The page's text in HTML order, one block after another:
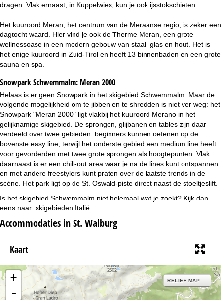
dragen. Vlak ernaast, in Kuppelwies, kun je ook ijsstokschieten.
Het kuuroord Meran, het centrum van de Meraanse regio, is zeker een
dagtocht waard. Hier vind je ook de Therme Meran, een grote
wellnessoase in een modern gebouw van staal, glas en hout. Het is
het enige kuuroord in Zuid-Tirol en heeft 13 binnenbaden en een grote
sauna en spa.
Snowpark Schwemmalm: Meran 2000
Helaas is er geen Snowpark in het skigebied Schwemmalm. Maar de
volgende mogelijkheid om te jibben en te shredden is niet ver weg: het
Snowpark "Meran 2000" ligt vlakbij het kuuroord Merano in het
gelijknamige skigebied. De sprongen, glijbanen en tables zijn daar
verdeeld over twee gebieden: beginners kunnen oefenen op de
bovenste easy line, terwijl het onderste gebied een medium line heeft
voor gevorderden met twee grote sprongen als hoogtepunten. Vlak
daarnaast is er een chill-out area waar je na de lines kunt ontspannen
en met andere freestylers kunt praten over de laatste trends in de
scène. Het park ligt op de St. Oswald-piste direct naast de stoeltjeslift.
Is het skigebied Schwemmalm niet helemaal wat je zoekt? Kijk dan
eens naar: skigebieden Italië
Accommodaties in St. Walburg
Kaart
+
-
RELIEF MAP